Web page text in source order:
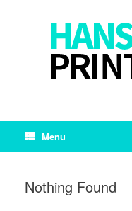
Menu
Nothing Found